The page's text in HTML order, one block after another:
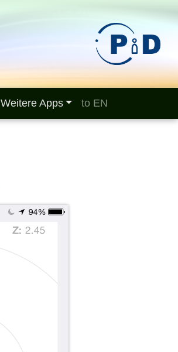
Weitere Apps to EN